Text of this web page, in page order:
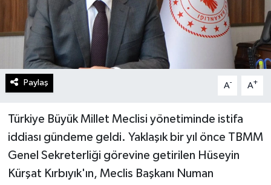
Paylaş A- A+
Türkiye Büyük Millet Meclisi yönetiminde istifa
iddiası gündeme geldi. Yaklaşık bir yıl önce TBMM
Genel Sekreterliği görevine getirilen Hüseyin
Kürşat Kırbıyık'ın, Meclis Başkanı Numan